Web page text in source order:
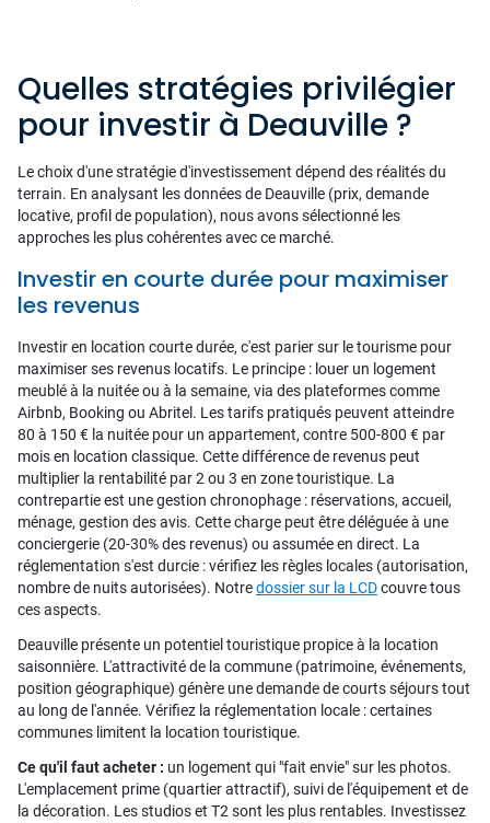
Quelles stratégies privilégier
pour investir à Deauville ?
Le choix d'une stratégie d'investissement dépend des réalités du
terrain. En analysant les données de Deauville (prix, demande
locative, profil de population), nous avons sélectionné les
approches les plus cohérentes avec ce marché.
Investir en courte durée pour maximiser
les revenus
Investir en location courte durée, c'est parier sur le tourisme pour
maximiser ses revenus locatifs. Le principe : louer un logement
meublé à la nuitée ou à la semaine, via des plateformes comme
Airbnb, Booking ou Abritel. Les tarifs pratiqués peuvent atteindre
80 à 150 € la nuitée pour un appartement, contre 500-800 € par
mois en location classique. Cette différence de revenus peut
multiplier la rentabilité par 2 ou 3 en zone touristique. La
contrepartie est une gestion chronophage : réservations, accueil,
ménage, gestion des avis. Cette charge peut être déléguée à une
conciergerie (20-30% des revenus) ou assumée en direct. La
réglementation s'est durcie : vérifiez les règles locales (autorisation,
nombre de nuits autorisées). Notredossier sur la LCDcouvre tous
ces aspects.
Deauville présente un potentiel touristique propice à la location
saisonnière. L'attractivité de la commune (patrimoine, événements,
position géographique) génère une demande de courts séjours tout
au long de l'année. Vérifiez la réglementation locale : certaines
communes limitent la location touristique.
Ce qu'il faut acheter : un logement qui "fait envie" sur les photos.
L'emplacement prime (quartier attractif), suivi de l'équipement et de
la décoration. Les studios et T2 sont les plus rentables. Investissez